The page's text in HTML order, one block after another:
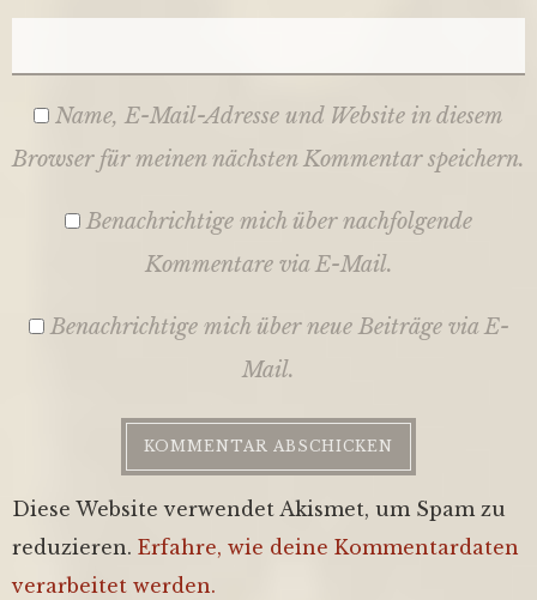
Name, E-Mail-Adresse und Website in diesem
Browser für meinen nächsten Kommentar speichern.
Benachrichtige mich über nachfolgende
Kommentare via E-Mail.
Benachrichtige mich über neue Beiträge via E-
Mail.
Diese Website verwendet Akismet, um Spam zu
reduzieren. Erfahre, wie deine Kommentardaten
verarbeitet werden.